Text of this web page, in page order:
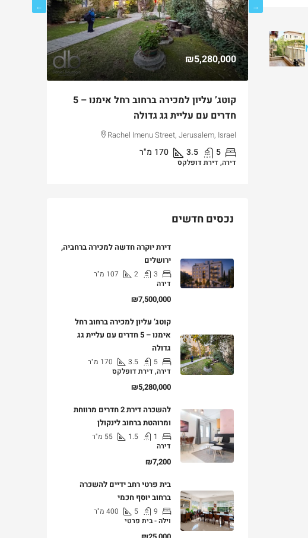
₪5,280,000
קוטג’ עליון למכירה ברחוב רחל אימנו – 5
חדרים עם עליית גג גדולה
Rachel Imenu Street, Jerusalem, Israel
5
3.5
170 מ"ר
דירה, דירת דופלקס
נכסים חדשים
דירת יוקרה חדשה למכירה ברחביה,
ירושלים
3
2
107 מ"ר
דירה
₪7,500,000
קוטג’ עליון למכירה ברחוב רחל
אימנו – 5 חדרים עם עליית גג
גדולה
5
3.5
170 מ"ר
דירה, דירת דופלקס
₪5,280,000
להשכרה דירת 2 חדרים מרווחת
ומרוהטת ברחוב לינקולן
1
1.5
55 מ"ר
דירה
₪7,200
בית פרטי רחב ידיים להשכרה
ברחוב יוסף חכמי
9
5
400 מ"ר
וילה - בית פרטי